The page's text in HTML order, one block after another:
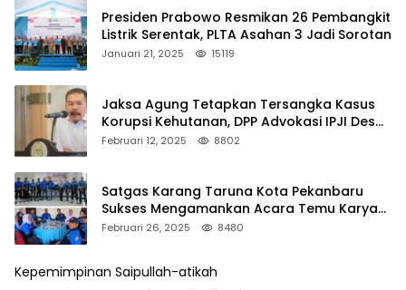
Presiden Prabowo Resmikan 26 Pembangkit
Listrik Serentak, PLTA Asahan 3 Jadi Sorotan
Januari 21, 2025 15119
Jaksa Agung Tetapkan Tersangka Kasus
Korupsi Kehutanan, DPP Advokasi IPJI Desak
Pengusutan Pajak RAPP
Februari 12, 2025 8802
Satgas Karang Taruna Kota Pekanbaru
Sukses Mengamankan Acara Temu Karya
VII Karang Taruna Pekanbaru
Februari 26, 2025 8480
Kepemimpinan Saipullah-atikah